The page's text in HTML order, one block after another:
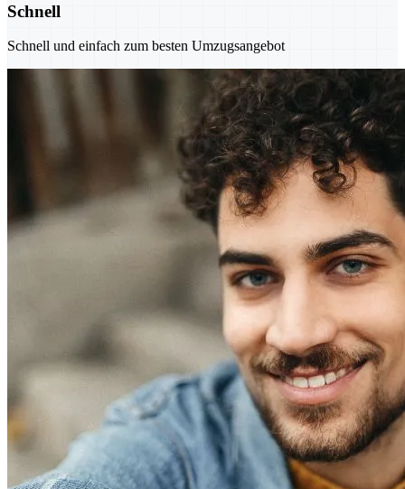
Schnell
Schnell und einfach zum besten Umzugsangebot